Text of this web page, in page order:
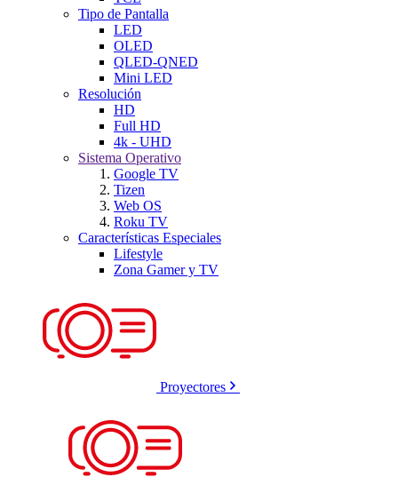
Tipo de Pantalla
LED
OLED
QLED-QNED
Mini LED
Resolución
HD
Full HD
4k - UHD
Sistema Operativo
Google TV
Tizen
Web OS
Roku TV
Características Especiales
Lifestyle
Zona Gamer y TV
Proyectores